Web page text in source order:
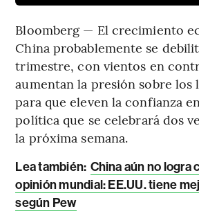
Bloomberg — El crecimiento
China probablemente se
trimestre, con vientos en
aumentan la presión sobre los
para que eleven la confianza
política que se celebrará dos
la próxima semana.
Lea también: China aún no logra
opinión mundial: EE.UU. tiene
según Pew